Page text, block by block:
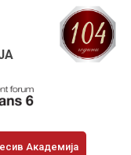
Академија